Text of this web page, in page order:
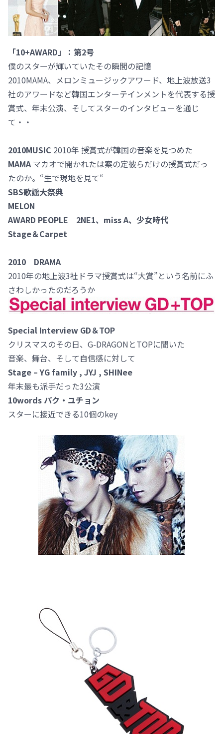
「10+AWARD」：第2号
僕のスターが輝いていたその瞬間の記憶
2010MAMA、メロンミュージックアワード、地上波放送3
社のアワードなど韓国エンターテインメントを代表する授
賞式、年末公演、そしてスターのインタビューを通じ
て・・
2010MUSIC 2010年 授賞式が韓国の音楽を見つめた
MAMA マカオで開かれたは案の定彼らだけの授賞式だっ
たのか。“生で現地を見て“
SBS歌謡大祭典
MELON
AWARD PEOPLE 2NE1、miss A、少女時代
Stage＆Carpet
2010 DRAMA
2010年の地上波3社ドラマ授賞式は“大賞”という名前にふ
さわしかったのだろうか
Special Interview GD＆TOP
クリスマスのその日、G-DRAGONとTOPに聞いた
音楽、舞台、そして自信感に対して
Stage – YG family , JYJ , SHINee
年末最も派手だった3公演
10words パク・ユチョン
スターに接近できる10個のkey